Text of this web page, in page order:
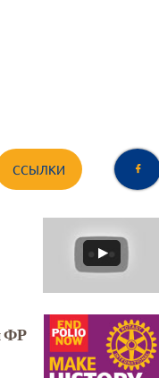

ССЫЛКИ
ФР